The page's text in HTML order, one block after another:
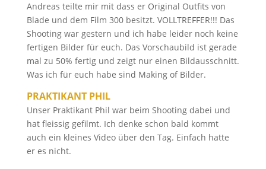
Andreas teilte mir mit dass er Original Outfits von
Blade und dem Film 300 besitzt. VOLLTREFFER!!! Das
Shooting war gestern und ich habe leider noch keine
fertigen Bilder für euch. Das Vorschaubild ist gerade
mal zu 50% fertig und zeigt nur einen Bildausschnitt.
Was ich für euch habe sind Making of Bilder.
PRAKTIKANT PHIL
Unser Praktikant Phil war beim Shooting dabei und
hat fleissig gefilmt. Ich denke schon bald kommt
auch ein kleines Video über den Tag. Einfach hatte
er es nicht.